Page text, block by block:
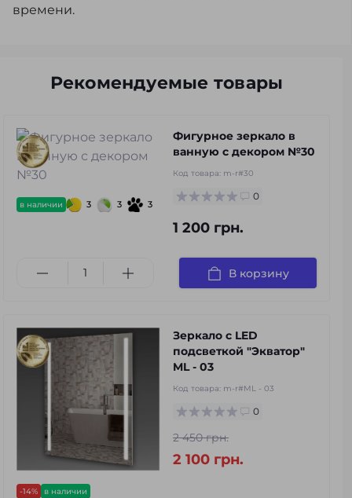
времени.
Рекомендуемые товары
в наличии 3 3 3
Фигурное зеркало в
ванную с декором №30
Код товара: m-r#30
0
1 200 грн.
В корзину
-14% в наличии
Зеркало с LED
подсветкой "Экватор"
ML - 03
Код товара: m-r#ML - 03
0
2 450 грн.
2 100 грн.